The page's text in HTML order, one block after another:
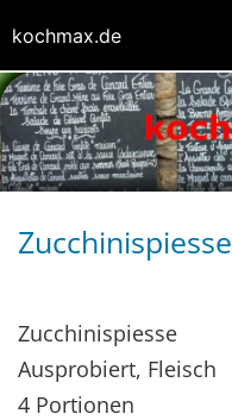
Zucchinispiesse
Zucchinispiesse
Ausprobiert, Fleisch
4 Portionen
kochmax.de